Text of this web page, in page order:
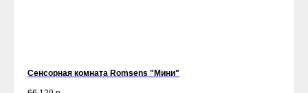
Сенсорная комната Romsens "Мини"